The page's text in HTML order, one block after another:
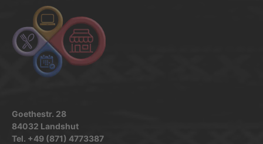
Goethestr. 28
84032 Landshut
Tel. +49 (871) 4773387